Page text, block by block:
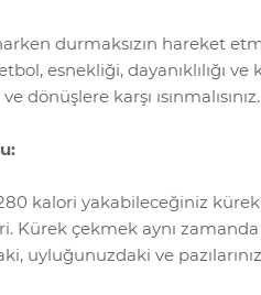
durmaksızın hareket
esnekliği, dayanıklılığı
dönüşlere karşı ısınmalısınız.
kalori yakabileceğiniz
Kürek çekmek aynı zamanda
uyluğunuzdaki ve